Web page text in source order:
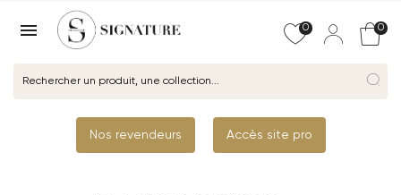

Nos revendeurs Accès site pro
0 0